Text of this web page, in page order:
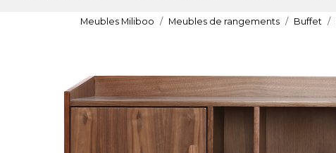
Meubles Miliboo Meubles de rangements Buffet